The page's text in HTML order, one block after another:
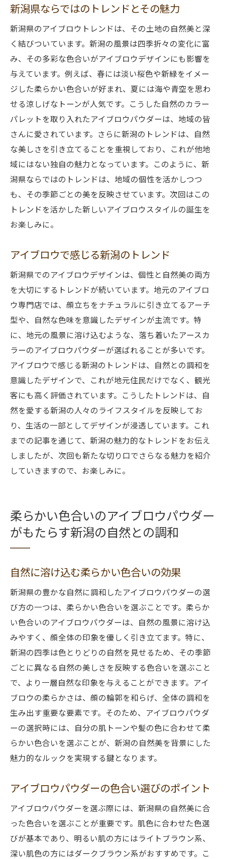
新潟県ならではのトレンドとその魅力
新潟県のアイブロウトレンドは、その土地の自然美と深
く結びついています。新潟の風景は四季折々の変化に富
み、その多彩な色合いがアイブロウデザインにも影響を
与えています。例えば、春には淡い桜色や新緑をイメー
ジした柔らかい色合いが好まれ、夏には海や青空を思わ
せる涼しげなトーンが人気です。こうした自然のカラー
パレットを取り入れたアイブロウパウダーは、地域の皆
さんに愛されています。さらに新潟のトレンドは、自然
な美しさを引き立てることを重視しており、これが他地
域にはない独自の魅力となっています。このように、新
潟県ならではのトレンドは、地域の個性を活かしつつ
も、その季節ごとの美を反映させています。次回はこの
トレンドを活かした新しいアイブロウスタイルの誕生を
お楽しみに。
アイブロウで感じる新潟のトレンド
新潟県でのアイブロウデザインは、個性と自然美の両方
を大切にするトレンドが続いています。地元のアイブロ
ウ専門店では、顔立ちをナチュラルに引き立てるアーチ
型や、自然な色味を意識したデザインが主流です。特
に、地元の風景に溶け込むような、落ち着いたアースカ
ラーのアイブロウパウダーが選ばれることが多いです。
アイブロウで感じる新潟のトレンドは、自然との調和を
意識したデザインで、これが地元住民だけでなく、観光
客にも高く評価されています。こうしたトレンドは、自
然を愛する新潟の人々のライフスタイルを反映してお
り、生活の一部としてデザインが浸透しています。これ
までの記事を通じて、新潟の魅力的なトレンドをお伝え
しましたが、次回も新たな切り口でさらなる魅力を紹介
していきますので、お楽しみに。
柔らかい色合いのアイブロウパウダー
がもたらす新潟の自然との調和
自然に溶け込む柔らかい色合いの効果
新潟県の豊かな自然に調和したアイブロウパウダーの選
び方の一つは、柔らかい色合いを選ぶことです。柔らか
い色合いのアイブロウパウダーは、自然の風景に溶け込
みやすく、顔全体の印象を優しく引き立てます。特に、
新潟の四季は色とりどりの自然を見せるため、その季節
ごとに異なる自然の美しさを反映する色合いを選ぶこと
で、より一層自然な印象を与えることができます。アイ
ブロウの柔らかさは、顔の輪郭を和らげ、全体の調和を
生み出す重要な要素です。そのため、アイブロウパウダ
ーの選択時には、自分の肌トーンや髪の色に合わせて柔
らかい色合いを選ぶことが、新潟の自然美を背景にした
魅力的なルックを実現する鍵となります。
アイブロウパウダーの色合い選びのポイント
アイブロウパウダーを選ぶ際には、新潟県の自然美に合
った色合いを選ぶことが重要です。肌色に合わせた色選
びが基本であり、明るい肌の方にはライトブラウン系、
深い肌色の方にはダークブラウン系がおすすめです。こ